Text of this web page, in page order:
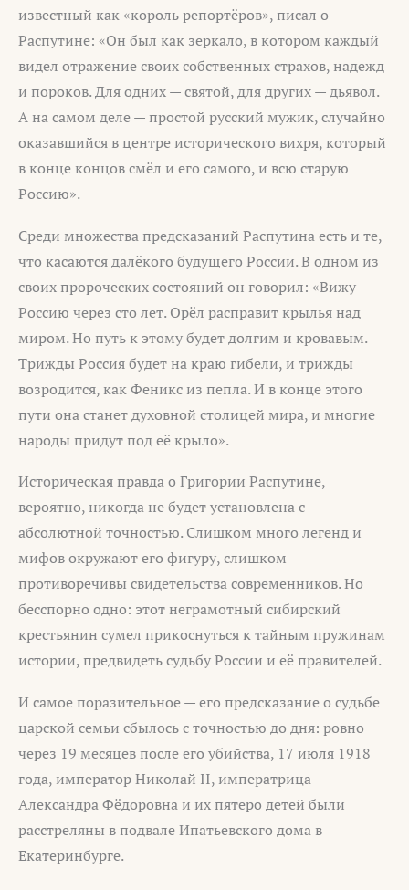
известный как «король репортёров», писал о
Распутине: «Он был как зеркало, в котором каждый
видел отражение своих собственных страхов, надежд
и пороков. Для одних — святой, для других — дьявол.
А на самом деле — простой русский мужик, случайно
оказавшийся в центре исторического вихря, который
в конце концов смёл и его самого, и всю старую
Россию».
Среди множества предсказаний Распутина есть и те,
что касаются далёкого будущего России. В одном из
своих пророческих состояний он говорил: «Вижу
Россию через сто лет. Орёл расправит крылья над
миром. Но путь к этому будет долгим и кровавым.
Трижды Россия будет на краю гибели, и трижды
возродится, как Феникс из пепла. И в конце этого
пути она станет духовной столицей мира, и многие
народы придут под её крыло».
Историческая правда о Григории Распутине,
вероятно, никогда не будет установлена с
абсолютной точностью. Слишком много легенд и
мифов окружают его фигуру, слишком
противоречивы свидетельства современников. Но
бесспорно одно: этот неграмотный сибирский
крестьянин сумел прикоснуться к тайным пружинам
истории, предвидеть судьбу России и её правителей.
И самое поразительное — его предсказание о судьбе
царской семьи сбылось с точностью до дня: ровно
через 19 месяцев после его убийства, 17 июля 1918
года, император Николай II, императрица
Александра Фёдоровна и их пятеро детей были
расстреляны в подвале Ипатьевского дома в
Екатеринбурге.